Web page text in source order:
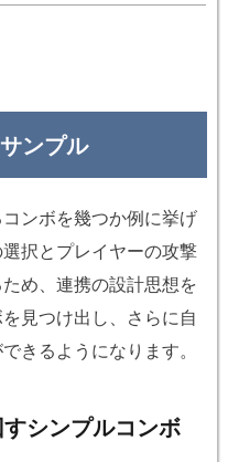
ンプル
ンボを幾つか例に挙げ
択とプレイヤーの攻撃
め、連携の設計思想を
見つけ出し、さらに自
きるようになります。
シンプルコンボ